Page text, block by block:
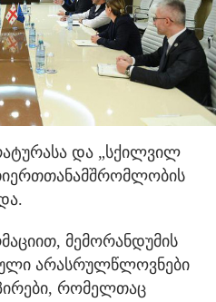
და „სქილვილ
მემორანდუმის
არასრულწლოვნები
რომელთაც